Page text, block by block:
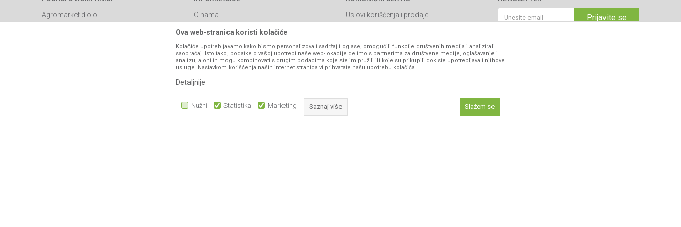
Agromarket d.o.o.
O nama
Brendovi
Katalozi
Saradnja
Blog
Najčešća pitanja
Uslovi korišćenja i prodaje
Kako kupiti
Isporuka
Načini plaćanja
Reklamacije
Povraćaj sredstava
Prijavite se
Ova web-stranica koristi kolačiće
Kolačiće upotrebljavamo kako bismo personalizovali sadržaj i oglase, omogućili funkcije društvenih medija i analizirali
saobraćaj. Isto tako, podatke o vašoj upotrebi naše web-lokacije delimo s partnerima za društvene medije, oglašavanje i
analizu, a oni ih mogu kombinovati s drugim podacima koje ste im pružili ili koje su prikupili dok ste upotrebljavali njihove
usluge. Nastavkom korišćenja naših internet stranica vi prihvatate našu upotrebu kolačića.
Detaljnije
Nužni Statistika Marketing Saznaj više Slažem se